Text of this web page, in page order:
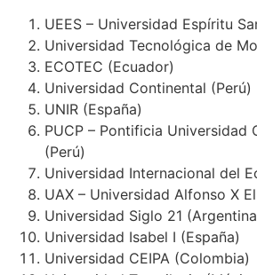
UEES – Universidad Espíritu
Universidad Tecnológica de
ECOTEC (Ecuador)
Universidad Continental (Perú)
UNIR (España)
PUCP – Pontificia Universidad
(Perú)
Universidad Internacional del
UAX – Universidad Alfonso X
Universidad Siglo 21
Universidad Isabel I (España)
Universidad CEIPA (Colombia)